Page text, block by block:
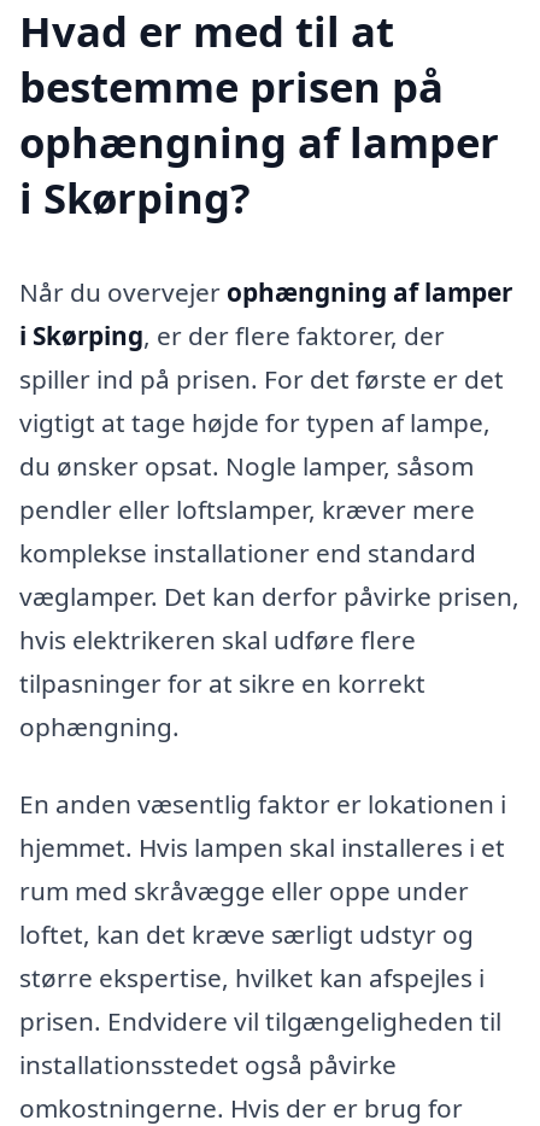
Hvad er med til at
bestemme prisen på
ophængning af lamper
i Skørping?
Når du overvejer ophængning af lamper
i Skørping, er der flere faktorer, der
spiller ind på prisen. For det første er det
vigtigt at tage højde for typen af lampe,
du ønsker opsat. Nogle lamper, såsom
pendler eller loftslamper, kræver mere
komplekse installationer end standard
væglamper. Det kan derfor påvirke prisen,
hvis elektrikeren skal udføre flere
tilpasninger for at sikre en korrekt
ophængning.
En anden væsentlig faktor er lokationen i
hjemmet. Hvis lampen skal installeres i et
rum med skråvægge eller oppe under
loftet, kan det kræve særligt udstyr og
større ekspertise, hvilket kan afspejles i
prisen. Endvidere vil tilgængeligheden til
installationsstedet også påvirke
omkostningerne. Hvis der er brug for